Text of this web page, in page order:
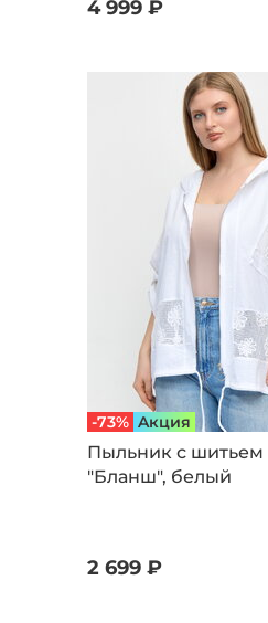
4 999 ₽
-73% Aкция
Пыльник с шитьем
"Бланш", белый
2 699 ₽